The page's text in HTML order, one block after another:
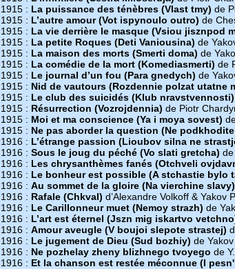
1915 : La puissance des ténèbres (Vlast tmy) de
1915 : L’autre amour (Vot ispynoulo outro) de
1915 : La vie derrière le masque (Vsiou jisznpod
1915 : La petite Roques (Deti Vaniousina) de
1915 : La maison des morts (Smerti doma) de
1915 : La comédie de la mort (Komediasmerti) de
1915 : Le journal d’un fou (Para gnedych) de
1915 : Nid de vautours (Rozdennie polzat utatne
1915 : Le club des suicidés (Klub nravstvennosti)
1915 : Résurrection (Vozrojdennia) de Piotr
1915 : Moi et ma conscience (Ya i moya sovest)
1915 : Ne pas aborder la question (Ne
1916 : L’étrange passion (Lioubov silna ne
1916 : Sous le joug du péché (Vo slati gretcha)
1916 : Les chrysanthèmes fanés (Otchveli
1916 : Le bonheur est possible (A stchastie bylo
1916 : Au sommet de la gloire (Na vierchine slavy)
1916 : Rafale (Chkval) d’Alexandre Volkoff & Yakov
1916 : Le Carillonneur muet (Nemoy strazh) de
1916 : L’art est éternel (Jszn mig iskartvo
1916 : Amour aveugle (V boujoi slepote strastej)
1916 : Le jugement de Dieu (Sud bozhiy) de
1916 : Ne pozhelay zheny blizhnego tvoyego de
1916 : Et la chanson est restée méconnue (I